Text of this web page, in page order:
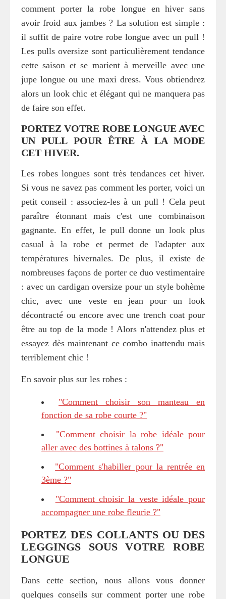
comment porter la robe longue en hiver sans
avoir froid aux jambes ? La solution est simple :
il suffit de paire votre robe longue avec un pull !
Les pulls oversize sont particulièrement tendance
cette saison et se marient à merveille avec une
jupe longue ou une maxi dress. Vous obtiendrez
alors un look chic et élégant qui ne manquera pas
de faire son effet.
PORTEZ VOTRE ROBE LONGUE AVEC
UN PULL POUR ÊTRE À LA MODE
CET HIVER.
Les robes longues sont très tendances cet hiver.
Si vous ne savez pas comment les porter, voici un
petit conseil : associez-les à un pull ! Cela peut
paraître étonnant mais c'est une combinaison
gagnante. En effet, le pull donne un look plus
casual à la robe et permet de l'adapter aux
températures hivernales. De plus, il existe de
nombreuses façons de porter ce duo vestimentaire
: avec un cardigan oversize pour un style bohème
chic, avec une veste en jean pour un look
décontracté ou encore avec une trench coat pour
être au top de la mode ! Alors n'attendez plus et
essayez dès maintenant ce combo inattendu mais
terriblement chic !
En savoir plus sur les robes :
"Comment choisir son manteau en
fonction de sa robe courte ?"
"Comment choisir la robe idéale pour
aller avec des bottines à talons ?"
"Comment s'habiller pour la rentrée en
3ème ?"
"Comment choisir la veste idéale pour
accompagner une robe fleurie ?"
PORTEZ DES COLLANTS OU DES
LEGGINGS SOUS VOTRE ROBE
LONGUE
Dans cette section, nous allons vous donner
quelques conseils sur comment porter une robe